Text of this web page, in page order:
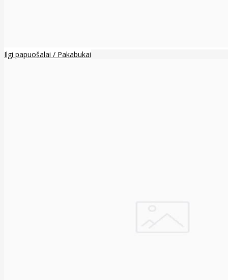
Ilgi papuošalai / Pakabukai